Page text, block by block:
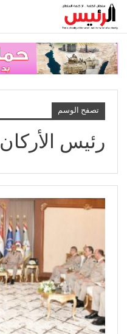
تصفح الوسم
رئيس الأركان